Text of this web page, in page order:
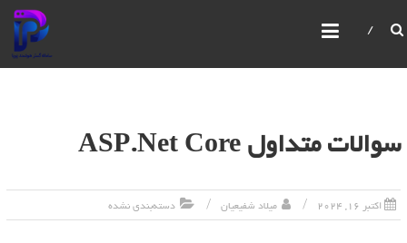
سامانه گستر هوشمند پویا
IBPMS یک سیستم یکپارچه مدیریت فرآیندهای کسب و
سازمان‌ها را با استفاده از رابط‌های گرافیکی فراهم می‌کند
سوالات متداول ASP.Net Core
اکتبر 16, 2024 میلاد شفیعیان دسته‌بندی نشده